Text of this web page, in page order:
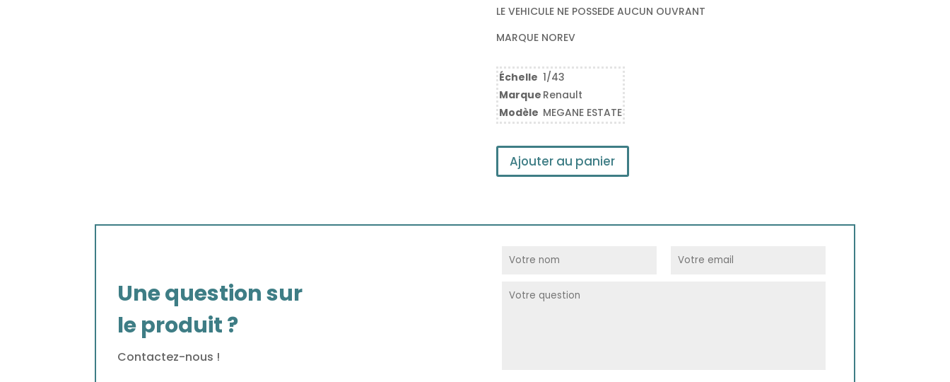
LE VEHICULE NE POSSEDE AUCUN OUVRANT
MARQUE NOREV
Échelle 1/43
Marque Renault
Modèle MEGANE ESTATE
Ajouter au panier
Une question sur
le produit ?
Contactez-nous !